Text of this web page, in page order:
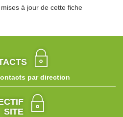
à jour de cette fiche
par direction
SITE